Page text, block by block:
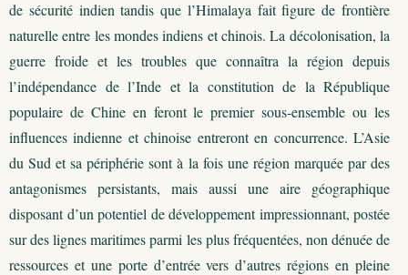
de sécurité indien tandis que l’Himalaya fait figure de frontière
naturelle entre les mondes indiens et chinois. La décolonisation, la
guerre froide et les troubles que connaîtra la région depuis
l’indépendance de l’Inde et la constitution de la République
populaire de Chine en feront le premier sous-ensemble ou les
influences indienne et chinoise entreront en concurrence. L’Asie
du Sud et sa périphérie sont à la fois une région marquée par des
antagonismes persistants, mais aussi une aire géographique
disposant d’un potentiel de développement impressionnant, postée
sur des lignes maritimes parmi les plus fréquentées, non dénuée de
ressources et une porte d’entrée vers d’autres régions en pleine